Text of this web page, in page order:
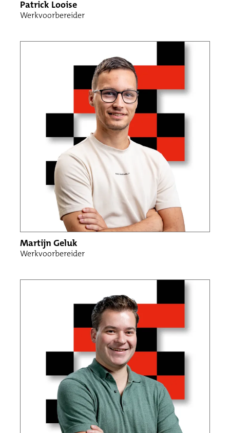
Patrick Looise
Werkvoorbereider
Martijn Geluk
Werkvoorbereider